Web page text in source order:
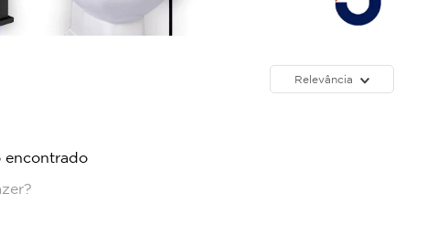
Relevância
encontrado